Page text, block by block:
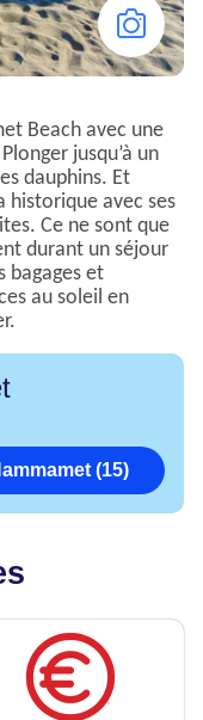
Beach avec une
jusqu’à un
dauphins. Et
historique avec ses
Ce ne sont que
durant un séjour
bagages et
au soleil en
(15)